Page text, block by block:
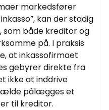
markedsfører
kan der stadig
som både kreditor og
på. I praksis
at inkassofirmaet
gebyrer direkte fra
ikke at inddrive
pålægges et
til kreditor.